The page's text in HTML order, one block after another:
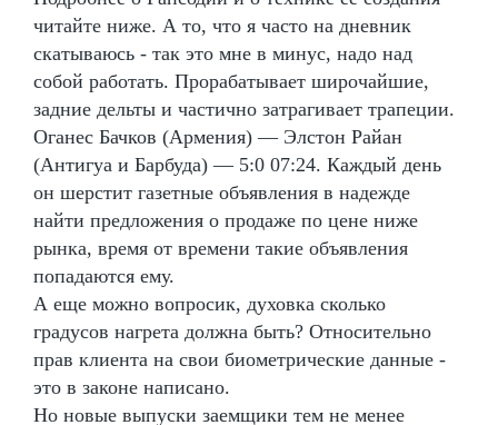
читайте ниже. А то, что я часто на дневник
скатываюсь - так это мне в минус, надо над
собой работать. Прорабатывает широчайшие,
задние дельты и частично затрагивает трапеции.
Оганес Бачков (Армения) — Элстон Райан
(Антигуа и Барбуда) — 5:0 07:24. Каждый день
он шерстит газетные объявления в надежде
найти предложения о продаже по цене ниже
рынка, время от времени такие объявления
попадаются ему.
А еще можно вопросик, духовка сколько
градусов нагрета должна быть? Относительно
прав клиента на свои биометрические данные -
это в законе написано.
Но новые выпуски заемщики тем не менее